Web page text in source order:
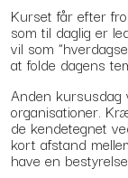
Kurset får efter
som til daglig er
vil som
at folde dagens
Anden kursusdag
organisationer.
de kendetegnet
kort afstand
have en